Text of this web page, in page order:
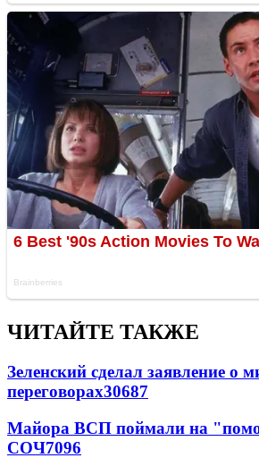
ЧИТАЙТЕ ТАКЖЕ
Зеленский сделал заявление о
переговорах30687
Майора ВСП поймали на
СОЧ7096